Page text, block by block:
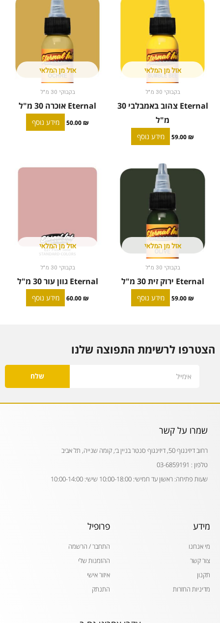
אזל מן המלאי
בקבוקי 30 מ"ל
Eternal צהוב באמבלבי 30
מ"ל
59.00 ₪ מידע נוסף
אזל מן המלאי
בקבוקי 30 מ"ל
Eternal אוכרה 30 מ"ל
50.00 ₪ מידע נוסף
אזל מן המלאי
בקבוקי 30 מ"ל
Eternal ירוק זית 30 מ"ל
59.00 ₪ מידע נוסף
אזל מן המלאי
בקבוקי 30 מ"ל
Eternal גוון עור 30 מ"ל
60.00 ₪ מידע נוסף
הצטרפו לרשימת התפוצה שלנו
שלח
שמרו על קשר
רחוב דיזינגוף 50, דיזינגוף סנטר בניין ב׳, קומה שנייה, תל אביב
טלפון : 03-6859191
שעות פתיחה: ראשון עד חמישי: 10:00-18:00 שישי: 10:00-14:00
מידע
מי אנחנו
צור קשר
תקנון
מדיניות החזרות
פרופיל
התחבר / הרשמה
ההזמנות שלי
איזור אישי
התנתק